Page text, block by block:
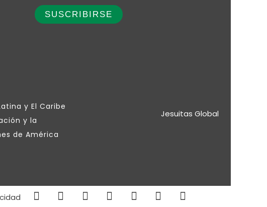
y El Caribe
y la
de América
Jesuitas Global